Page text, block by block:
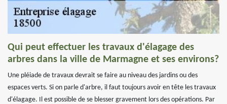
Qui peut effectuer les travaux d'élagage des
arbres dans la ville de Marmagne et ses environs?
Une pléiade de travaux devrait se faire au niveau des jardins ou des
espaces verts. Si on parle d'arbre, il faut toujours avoir en tête les travaux
d'élagage. Il est possible de se blesser gravement lors des opérations. Par